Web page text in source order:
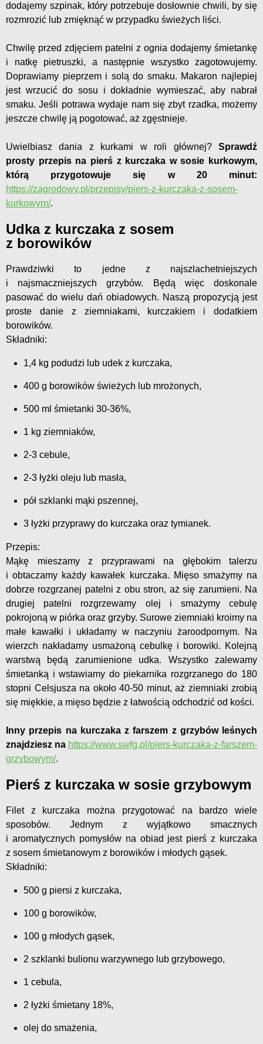
dodajemy szpinak, który potrzebuje dosłownie chwili, by się
rozmrozić lub zmięknąć w przypadku świeżych liści.
Chwilę przed zdjęciem patelni z ognia dodajemy śmietankę
i natkę pietruszki, a następnie wszystko zagotowujemy.
Doprawiamy pieprzem i solą do smaku. Makaron najlepiej
jest wrzucić do sosu i dokładnie wymieszać, aby nabrał
smaku. Jeśli potrawa wydaje nam się zbyt rzadka, możemy
jeszcze chwilę ją pogotować, aż zgęstnieje.
Uwielbiasz dania z kurkami w roli głównej? Sprawdź
prosty przepis na pierś z kurczaka w sosie kurkowym,
którą przygotowuje się w 20 minut:
https://zagrodowy.pl/przepisy/piers-z-kurczaka-z-sosem-
kurkowym/.
Udka z kurczaka z sosem
z borowików
Prawdziwki to jedne z najszlachetniejszych
i najsmaczniejszych grzybów. Będą więc doskonale
pasować do wielu dań obiadowych. Naszą propozycją jest
proste danie z ziemniakami, kurczakiem i dodatkiem
borowików.
Składniki:
1,4 kg podudzi lub udek z kurczaka,
400 g borowików świeżych lub mrożonych,
500 ml śmietanki 30-36%,
1 kg ziemniaków,
2-3 cebule,
2-3 łyżki oleju lub masła,
pół szklanki mąki pszennej,
3 łyżki przyprawy do kurczaka oraz tymianek.
Przepis:
Mąkę mieszamy z przyprawami na głębokim talerzu
i obtaczamy każdy kawałek kurczaka. Mięso smażymy na
dobrze rozgrzanej patelni z obu stron, aż się zarumieni. Na
drugiej patelni rozgrzewamy olej i smażymy cebulę
pokrojoną w piórka oraz grzyby. Surowe ziemniaki kroimy na
małe kawałki i układamy w naczyniu żaroodpornym. Na
wierzch nakładamy usmażoną cebulkę i borowiki. Kolejną
warstwą będą zarumienione udka. Wszystko zalewamy
śmietanką i wstawiamy do piekarnika rozgrzanego do 180
stopni Celsjusza na około 40-50 minut, aż ziemniaki zrobią
się miękkie, a mięso będzie z łatwością odchodzić od kości.
Inny przepis na kurczaka z farszem z grzybów leśnych
znajdziesz na https://www.swfg.pl/piers-kurczaka-z-farszem-
grzybowym/.
Pierś z kurczaka w sosie grzybowym
Filet z kurczaka można przygotować na bardzo wiele
sposobów. Jednym z wyjątkowo smacznych
i aromatycznych pomysłów na obiad jest pierś z kurczaka
z sosem śmietanowym z borowików i młodych gąsek.
Składniki:
500 g piersi z kurczaka,
100 g borowików,
100 g młodych gąsek,
2 szklanki bulionu warzywnego lub grzybowego,
1 cebula,
2 łyżki śmietany 18%,
olej do smażenia,